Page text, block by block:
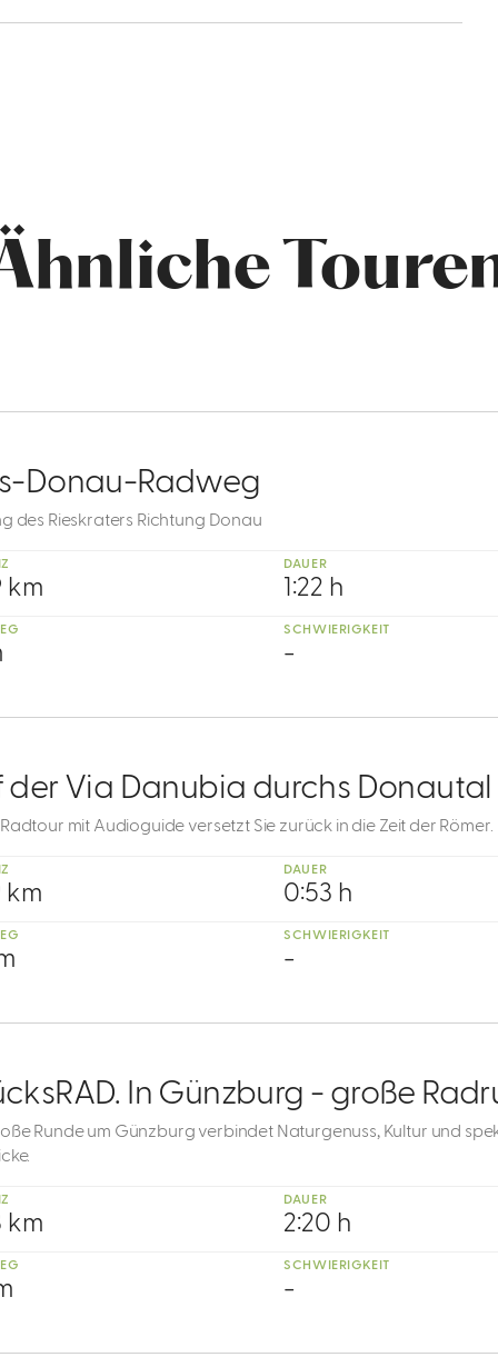
Donau-Radweg
des Rieskraters Richtung Donau
km
DAUER
1:22 h
SCHWIERIGKEIT
-
der Via Danubia durchs Donautal
Radtour mit Audioguide versetzt Sie zurück in die Zeit der Römer.
km
DAUER
0:53 h
SCHWIERIGKEIT
-
In Günzburg - große
Runde um Günzburg verbindet Naturgenuss, Kultur und
km
DAUER
2:20 h
SCHWIERIGKEIT
-